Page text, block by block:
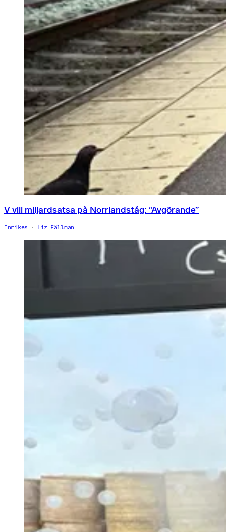
V vill miljardsatsa på Norrlandståg: ”Avgörande”
Inrikes Liz Fällman